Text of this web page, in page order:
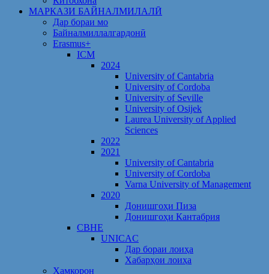
МАРКАЗИ БАЙНАЛМИЛАЛӢ
Дар бораи мо
Байналмиллалгардонӣ
Erasmus+
ICM
2024
University of Cantabria
University of Cordoba
University of Seville
University of Osijek
Laurea University of Applied
Sciences
2022
2021
University of Cantabria
University of Cordoba
Varna University of Management
2020
Донишгоҳи Пиза
Донишгоҳи Кантабрия
CBHE
UNICAC
Дар бораи лоиҳа
Хабарҳои лоиҳа
Ҳамкорон